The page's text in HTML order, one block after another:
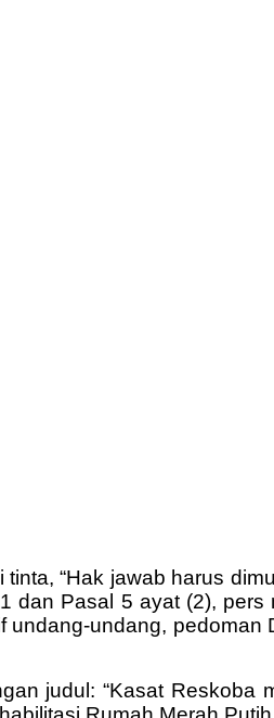
“Hak jawab harus
Pasal 5 ayat (2),
undang, pedoman
judul: “Kasat